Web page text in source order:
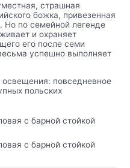
страшная
божка, привезенная
Но по семейной легенде
и охраняет
его после семи
успешно выполняет
повседневное
польских